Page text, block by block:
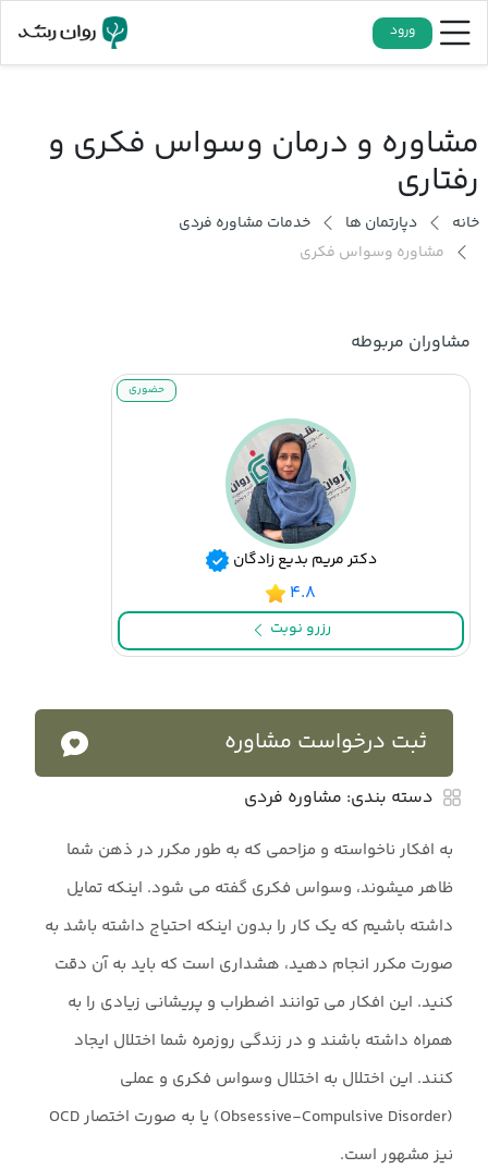
ورود
مشاوره و درمان وسواس فکری و
رفتاری
خانه دپارتمان ها
خدمات مشاوره فردی
مشاوره وسواس فکری
مشاوران مربوطه
دکتر مریم بدیع زادگان
۴.۸
رزرو نوبت
حضوری
ثبت درخواست مشاوره
دسته بندی: مشاوره فردی
به افکار ناخواسته و مزاحمی که به طور مکرر در ذهن شما
ظاهر میشوند، وسواس فکری گفته می شود. اینکه تمایل
داشته باشیم که یک کار را بدون اینکه احتیاج داشته باشد به
صورت مکرر انجام دهید، هشداری است که باید به آن دقت
کنید. این افکار می توانند اضطراب و پریشانی زیادی را به
همراه داشته باشند و در زندگی روزمره شما اختلال ایجاد
کنند. این اختلال به اختلال وسواس فکری و عملی
(Obsessive-Compulsive Disorder) یا به صورت اختصار OCD
نیز مشهور است.